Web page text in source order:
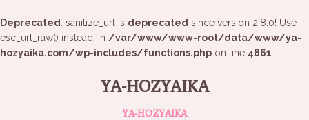
Deprecated : sanitize_url is deprecated since version 2.8.0! Use
esc_url_raw() instead. in /var/www/www-root/data/www/ya-
hozyaika.com/wp-includes/functions.php on line 4861
YA-HOZYAIKA
YA-HOZYAIKA